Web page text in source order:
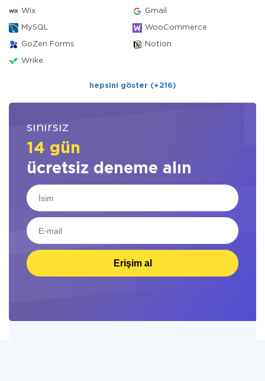
Wix Gmail
MySQL WooCommerce
GoZen Forms Notion
Wrike
hepsini göster (+216)
sınırsız
14 gün
ücretsiz deneme alın
Erişim al